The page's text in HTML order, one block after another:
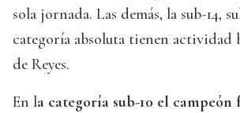
sola jornada. Las demás, la sub-14,
categoría absoluta tienen actividad
de Reyes.
En la categoría sub-10 el campeón